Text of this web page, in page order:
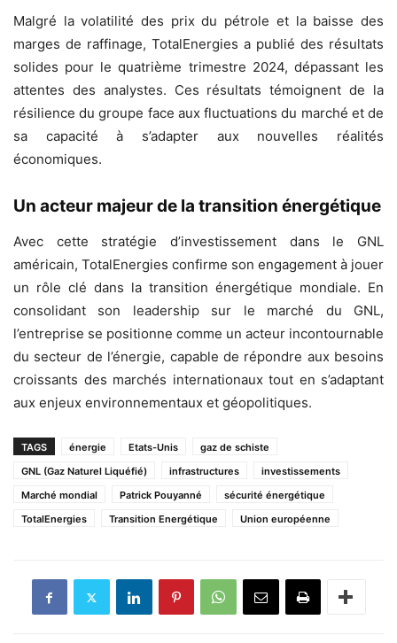
Malgré la volatilité des prix du pétrole et la baisse des
marges de raffinage, TotalEnergies a publié des résultats
solides pour le quatrième trimestre 2024, dépassant les
attentes des analystes. Ces résultats témoignent de la
résilience du groupe face aux fluctuations du marché et de
sa capacité à s’adapter aux nouvelles réalités
économiques.
Un acteur majeur de la transition énergétique
Avec cette stratégie d’investissement dans le GNL
américain, TotalEnergies confirme son engagement à jouer
un rôle clé dans la transition énergétique mondiale. En
consolidant son leadership sur le marché du GNL,
l’entreprise se positionne comme un acteur incontournable
du secteur de l’énergie, capable de répondre aux besoins
croissants des marchés internationaux tout en s’adaptant
aux enjeux environnementaux et géopolitiques.
TAGS énergie Etats-Unis
gaz de schiste
GNL (Gaz Naturel Liquéfié)
infrastructures
investissements
Marché mondial
Patrick Pouyanné
sécurité énergétique
TotalEnergies
Transition Energétique Union européenne